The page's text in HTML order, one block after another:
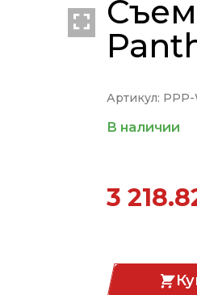
Артикул: PPP-
В наличии
3